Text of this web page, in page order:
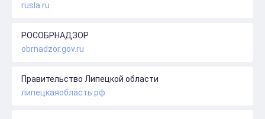
rusla.ru
РОСОБРНАДЗОР
obrnadzor.gov.ru
Правительство Липецкой области
липецкаяобласть.рф